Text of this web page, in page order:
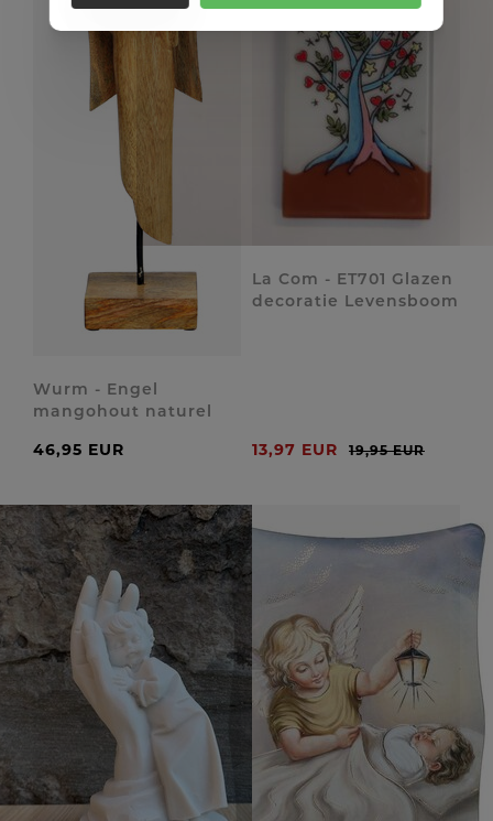
Wurm - Engel
mangohout naturel
46,95 EUR
La Com - ET701 Glazen
decoratie Levensboom
13,97 EUR 19,95 EUR